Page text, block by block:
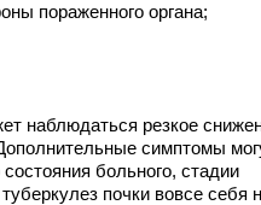
пораженного органа;
наблюдаться резкое
симптомы
больного, стадии
почки вовсе себя